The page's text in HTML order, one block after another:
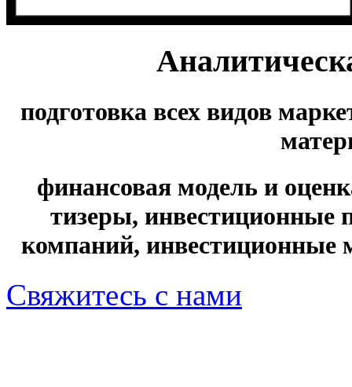
подготовка всех видов
финансовая модель и
тизеры, инвестиционные
компаний,
Свяжитесь с нами